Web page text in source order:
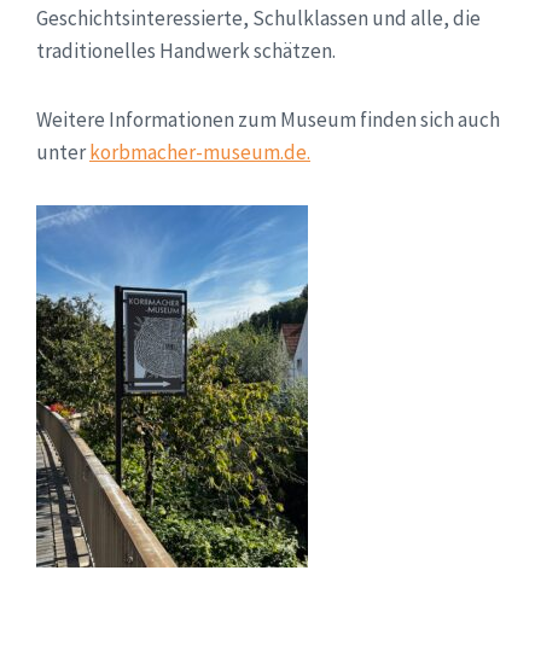
Geschichtsinteressierte, Schulklassen und alle, die
traditionelles Handwerk schätzen.
Weitere Informationen zum Museum finden sich auch
unterkorbmacher-museum.de.